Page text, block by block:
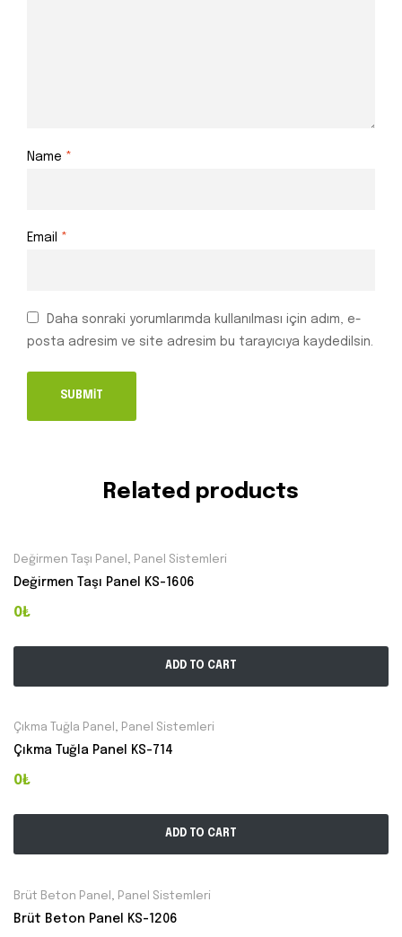
Name *
Email *
Daha sonraki yorumlarımda kullanılması için adım, e-
posta adresim ve site adresim bu tarayıcıya kaydedilsin.
Related products
Değirmen Taşı Panel Panel Sistemleri
Değirmen Taşı Panel KS-1606
0₺
ADD TO CART
Çıkma Tuğla Panel , Panel Sistemleri
Çıkma Tuğla Panel KS-714
0₺
ADD TO CART
Brüt Beton Panel , Panel Sistemleri
Brüt Beton Panel KS-1206